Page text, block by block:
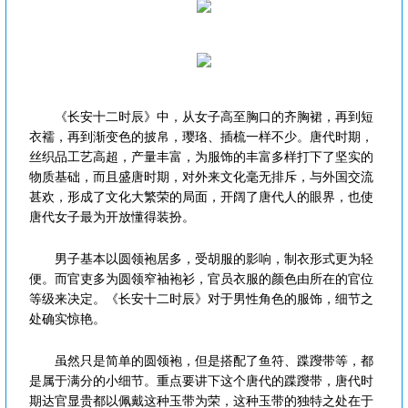
《长安十二时辰》中，从女子高至胸口的齐胸裙，再到短
衣襦，再到渐变色的披帛，璎珞、插梳一样不少。唐代时期，
丝织品工艺高超，产量丰富，为服饰的丰富多样打下了坚实的
物质基础，而且盛唐时期，对外来文化毫无排斥，与外国交流
甚欢，形成了文化大繁荣的局面，开阔了唐代人的眼界，也使
唐代女子最为开放懂得装扮。
男子基本以圆领袍居多，受胡服的影响，制衣形式更为轻
便。而官吏多为圆领窄袖袍衫，官员衣服的颜色由所在的官位
等级来决定。《长安十二时辰》对于男性角色的服饰，细节之
处确实惊艳。
虽然只是简单的圆领袍，但是搭配了鱼符、蹀躞带等，都
是属于满分的小细节。重点要讲下这个唐代的蹀躞带，唐代时
期达官显贵都以佩戴这种玉带为荣，这种玉带的独特之处在于